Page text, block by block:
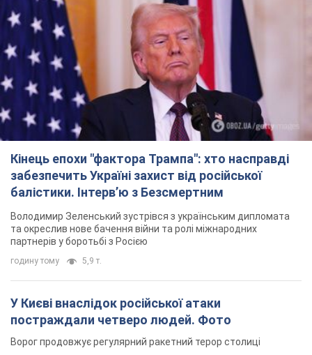
Кінець епохи "фактора Трампа": хто насправді
забезпечить Україні захист від російської
балістики. Інтерв’ю з Безсмертним
Володимир Зеленський зустрівся з українським дипломата
та окреслив нове бачення війни та ролі міжнародних
партнерів у боротьбі з Росією
годину тому 5,9 т.
У Києві внаслідок російської атаки
постраждали четверо людей. Фото
Ворог продовжує регулярний ракетний терор столиці